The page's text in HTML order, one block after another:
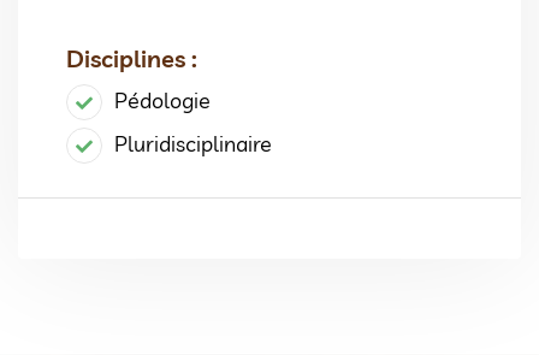
Disciplines :
Pédologie
Pluridisciplinaire